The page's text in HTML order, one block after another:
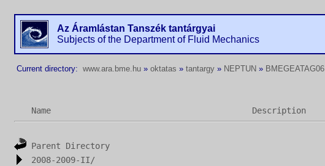
Az Áramlástan Tanszék tantárgyai
Subjects of the Department of Fluid Mechanics
Current directory: www.ara.bme.hu » oktatas » tantargy » NEPTUN » BMEGEATAG06
Name Description
Parent Directory
2008-2009-II/